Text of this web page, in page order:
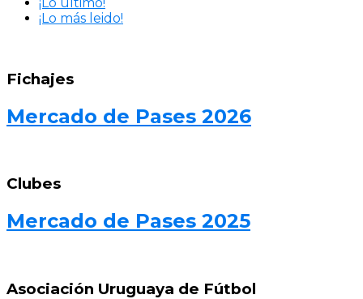
¡Lo más leido!
Fichajes
Mercado de Pases 2026
Clubes
Mercado de Pases 2025
Asociación Uruguaya de Fútbol